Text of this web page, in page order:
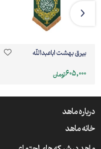
بیرق بهشت اباعبدالله
605,000تومان
درباره ماهد
خانه ماهد